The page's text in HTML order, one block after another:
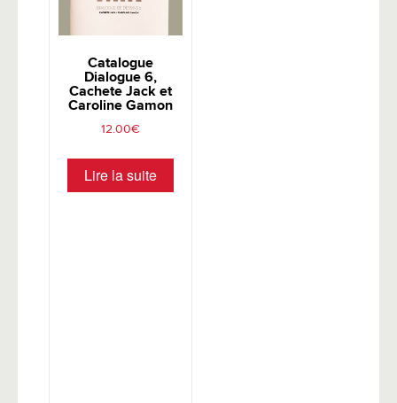
Catalogue
Dialogue 6,
Cachete Jack et
Caroline Gamon
12.00€
Lire la suite